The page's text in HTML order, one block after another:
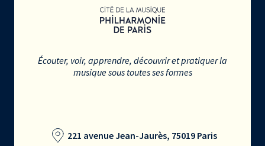
Écouter, voir, apprendre, découvrir et pratiquer la
musique sous toutes ses formes
221 avenue Jean-Jaurès, 75019 Paris